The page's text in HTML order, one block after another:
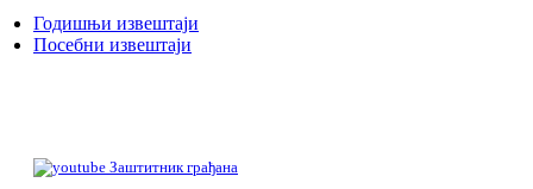
Годишњи извештаји
Посебни извештаји
Заштитник грађана